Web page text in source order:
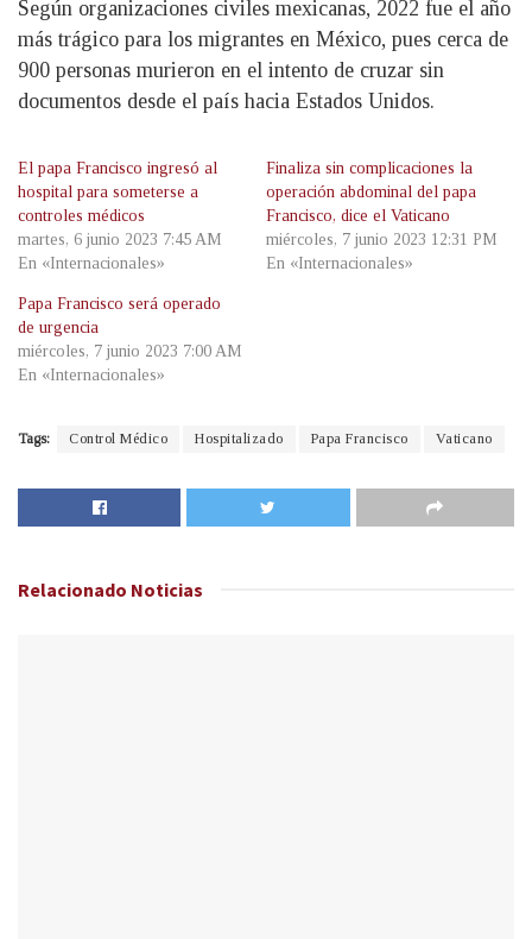
Según organizaciones civiles mexicanas, 2022 fue el año
más trágico para los migrantes en México, pues cerca de
900 personas murieron en el intento de cruzar sin
documentos desde el país hacia Estados Unidos.
El papa Francisco ingresó al
hospital para someterse a
controles médicos
martes, 6 junio 2023 7:45 AM
En «Internacionales»
Finaliza sin complicaciones la
operación abdominal del papa
Francisco, dice el Vaticano
miércoles, 7 junio 2023 12:31 PM
En «Internacionales»
Papa Francisco será operado
de urgencia
miércoles, 7 junio 2023 7:00 AM
En «Internacionales»
Tags: Control Médico Hospitalizado Papa Francisco Vaticano
Relacionado Noticias